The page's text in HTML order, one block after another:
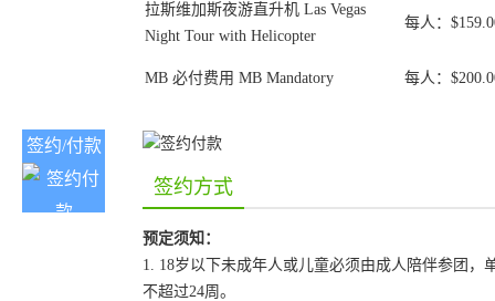
拉斯维加斯夜游直升机 Las Vegas
Night Tour with Helicopter
每人：
MB 必付费用 MB Mandatory 每人：
签约/付款
签约方式
预定须知：
1. 18岁以下未成年人或儿童必须由成人陪伴参团
不超过24周。